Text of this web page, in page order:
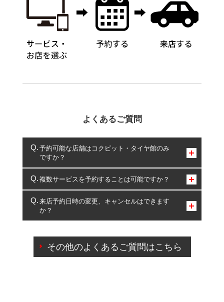
よくあるご質問
予約可能な店舗はコクピット・タイヤ館のみ
ですか？
コクピット・タイヤ館のみとなります。
複数サービスを予約することは可能ですか？
複数サービスのご予約は可能です。
一部の商品・サービスの組み合わせに限り、同時にご予約が
出来ないものもございます。
来店予約日時の変更、キャンセルはできます
か？
ご来店予約日の3営業日前を過ぎている場合のご予約
の日時変更につきましては、直接ご予約の店舗まで
その他のよくあるご質問はこちら